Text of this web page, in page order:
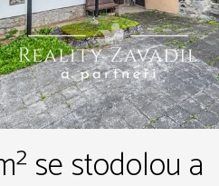
se stodolou a